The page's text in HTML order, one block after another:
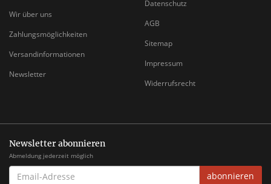
Wir über uns
Zahlungsmöglichkeiten
Versandinformationen
Newsletter
Datenschutz
AGB
Sitemap
Impressum
Widerrufsrecht
Newsletter abonnieren
Abmeldung jederzeit möglich
EMAIL-
ADRESSE
abonnieren